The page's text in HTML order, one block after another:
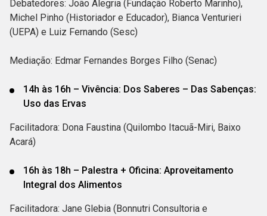
Debatedores: João Alegria (Fundação Roberto Marinho),
Michel Pinho (Historiador e Educador), Bianca Venturieri
(UEPA) e Luiz Fernando (Sesc)
Mediação: Edmar Fernandes Borges Filho (Senac)
14h às 16h – Vivência: Dos Saberes – Das Sabenças:
Uso das Ervas
Facilitadora: Dona Faustina (Quilombo Itacuã-Miri, Baixo
Acará)
16h às 18h – Palestra + Oficina: Aproveitamento
Integral dos Alimentos
Facilitadora: Jane Glebia (Bonnutri Consultoria e